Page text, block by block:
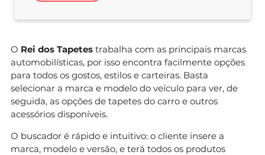
O Rei dos Tapetes trabalha com as principais marcas
automobilísticas, por isso encontra facilmente opções
para todos os gostos, estilos e carteiras. Basta
selecionar a marca e modelo do veículo para ver, de
seguida, as opções de tapetes do carro e outros
acessórios disponíveis.
O buscador é rápido e intuitivo: o cliente insere a
marca, modelo e versão, e terá todos os produtos